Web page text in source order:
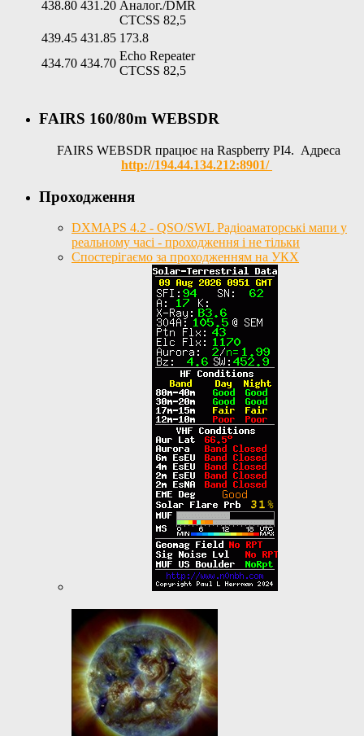
438.80 431.20 Аналог./DMR
CTCSS 82,5
439.45 431.85 173.8
434.70 434.70
Echo Repeater
CTCSS 82,5
FAIRS 160/80m WEBSDR
FAIRS WEBSDR працює на Raspberry PI4. Адреса
http://194.44.134.212:8901/
Проходження
DXMAPS 4.2 - QSO/SWL Радіоаматорські мапи у
реальному часі - проходження і не тільки
Спостерігаємо за проходженням на УКХ